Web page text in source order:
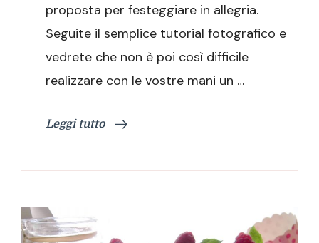
papà,
festeggiare
in
proposta per festeggiare in allegria.
Seguite il semplice tutorial fotografico e
vedrete che non è poi così difficile
realizzare con le vostre mani un …
Leggi tutto